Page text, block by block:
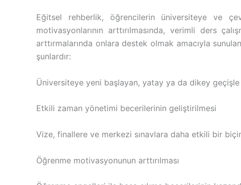
Eğitsel rehberlik, öğrencilerin üniversiteye ve
motivasyonlarının arttırılmasında, verimli ders
arttırmalarında onlara destek olmak amacıyla
şunlardır:
Üniversiteye yeni başlayan, yatay ya da dikey
Etkili zaman yönetimi becerilerinin geliştirilmesi
Vize, finallere ve merkezi sınavlara daha etkili bir
Öğrenme motivasyonunun arttırılması